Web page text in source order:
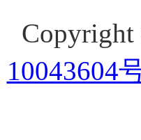
10043604